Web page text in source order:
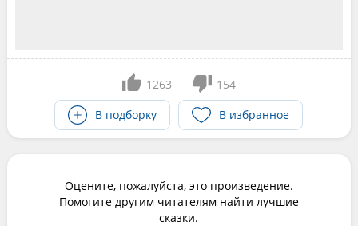
1263
154
В подборку
В избранное
Оцените, пожалуйста, это произведение.
Помогите другим читателям найти лучшие
сказки.